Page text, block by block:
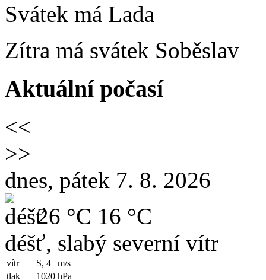
Svátek má Lada
Zítra má svátek Soběslav
Aktuální počasí
<<
>>
dnes, pátek 7. 8. 2026
26 °C 16 °C
déšť, slabý severní vítr
vítr S, 4
m/s
tlak
1020 hPa